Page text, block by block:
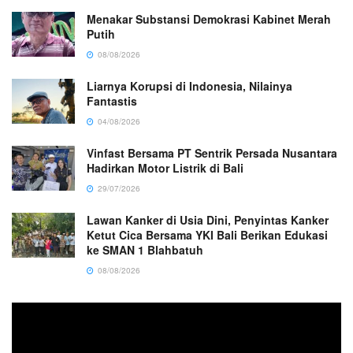
Menakar Substansi Demokrasi Kabinet Merah
Putih
08/08/2026
Liarnya Korupsi di Indonesia, Nilainya
Fantastis
04/08/2026
Vinfast Bersama PT Sentrik Persada Nusantara
Hadirkan Motor Listrik di Bali
29/07/2026
Lawan Kanker di Usia Dini, Penyintas Kanker
Ketut Cica Bersama YKI Bali Berikan Edukasi
ke SMAN 1 Blahbatuh
08/08/2026